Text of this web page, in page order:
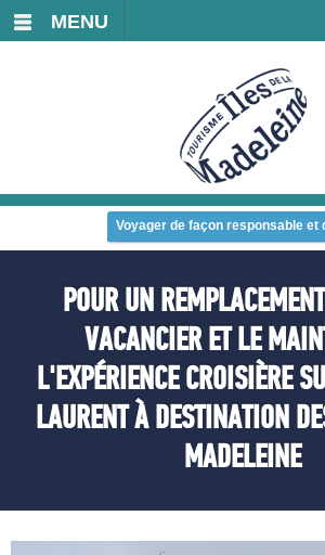
MENU
Voyager de façon responsable et
POUR UN
VACANCIER ET LE
L'EXPÉRIENCE CROISIÈRE
LAURENT À DESTINATION
MADELEINE